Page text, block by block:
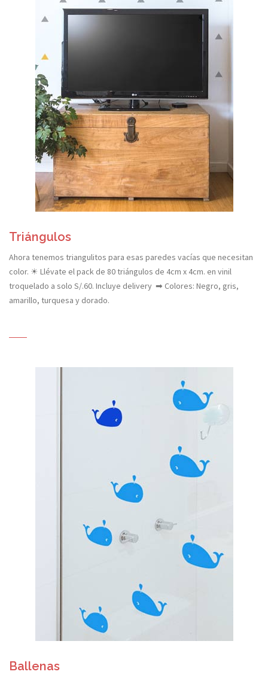
Triángulos
Ahora tenemos triangulitos para esas paredes vacías que necesitan
color. ☀ Llévate el pack de 80 triángulos de 4cm x 4cm. en vinil
troquelado a solo S/.60. Incluye delivery ➡ Colores: Negro, gris,
amarillo, turquesa y dorado.
Ballenas